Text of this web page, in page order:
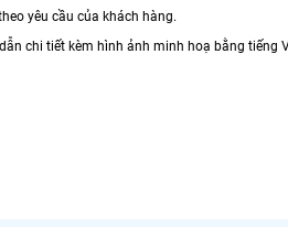
yêu cầu của khách hàng.
chi tiết kèm hình ảnh minh hoạ bằng tiếng